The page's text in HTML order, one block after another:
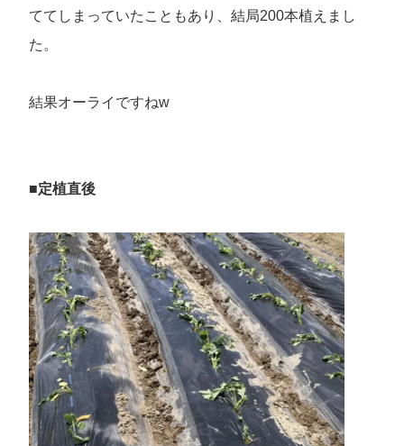
ててしまっていたこともあり、結局200本植えまし
た。
結果オーライですねw
■定植直後